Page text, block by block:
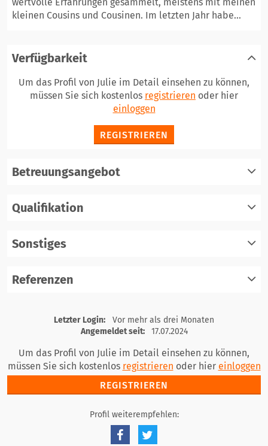
kleinen Cousins und Cousinen. Im letzten Jahr habe...
Verfügbarkeit
Um das Profil von Julie im Detail einsehen zu können,
müssen Sie sich kostenlos registrieren oder hier
einloggen
REGISTRIEREN
Betreuungsangebot
Qualifikation
Sonstiges
Referenzen
registrieren
einloggen
Letzter Login:
Vor mehr als drei Monaten
Angemeldet seit:
17.07.2024
Um das Profil von Julie im Detail einsehen zu können,
müssen Sie sich kostenlos registrieren oder hier einloggen
REGISTRIEREN
Profil weiterempfehlen: